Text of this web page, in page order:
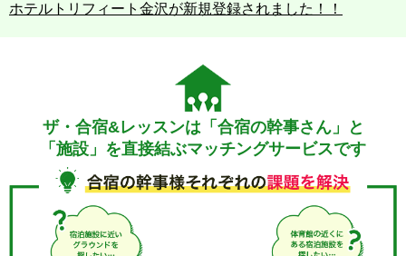
ホテルトリフィート金沢が新規登録されました！！
ザ・合宿&レッスンは「合宿の幹事さん」と
「施設」を直接結ぶマッチングサービスです